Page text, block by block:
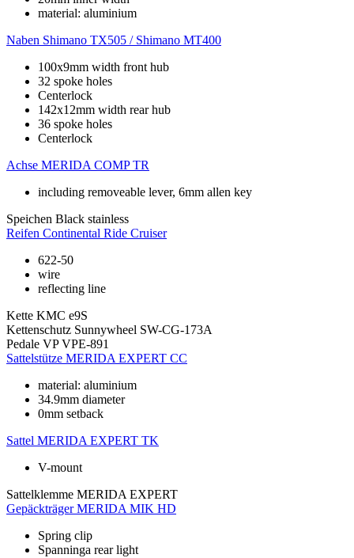
material: aluminium
Naben Shimano TX505 / Shimano MT400
100x9mm width front hub
32 spoke holes
Centerlock
142x12mm width rear hub
36 spoke holes
Centerlock
Achse MERIDA COMP TR
including removeable lever, 6mm allen key
Speichen Black stainless
Reifen Continental Ride Cruiser
622-50
wire
reflecting line
Kette KMC e9S
Kettenschutz Sunnywheel SW-CG-173A
Pedale VP VPE-891
Sattelstütze MERIDA EXPERT CC
material: aluminium
34.9mm diameter
0mm setback
Sattel MERIDA EXPERT TK
V-mount
Sattelklemme MERIDA EXPERT
Gepäckträger MERIDA MIK HD
Spring clip
Spanninga rear light